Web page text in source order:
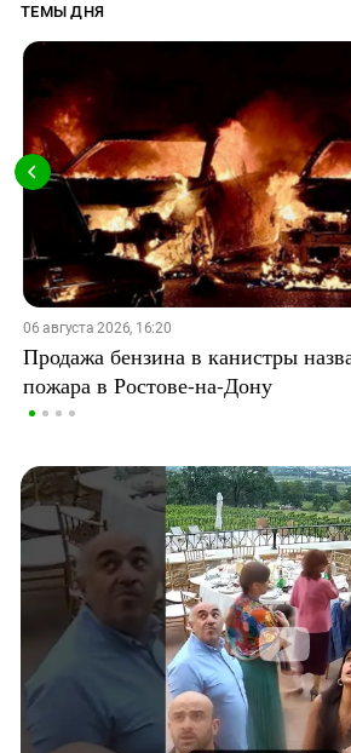
ТЕМЫ ДНЯ
06 августа 2026, 16:20
Продажа бензина в канистры
пожара в Ростове-на-Дону